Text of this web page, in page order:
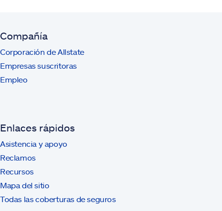
Compañía
Corporación de Allstate
Empresas suscritoras
Empleo
Enlaces rápidos
Asistencia y apoyo
Reclamos
Recursos
Mapa del sitio
Todas las coberturas de seguros